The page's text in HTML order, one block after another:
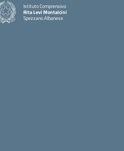
Istituto Comprensivo
Rita Levi Montalcini
Spezzano Albanese
— Visita la pagina iniziale della scuola